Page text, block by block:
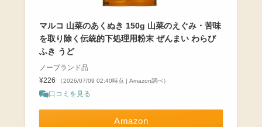
マルコ 山菜のあくぬき 150g 山菜のえぐみ・苦味
を取り除く伝統的下処理用粉末 ぜんまい わらび
ふき うど
ノーブランド品
¥226
（2026/07/09 02:40時点 | Amazon調べ）
口コミを見る
Amazon